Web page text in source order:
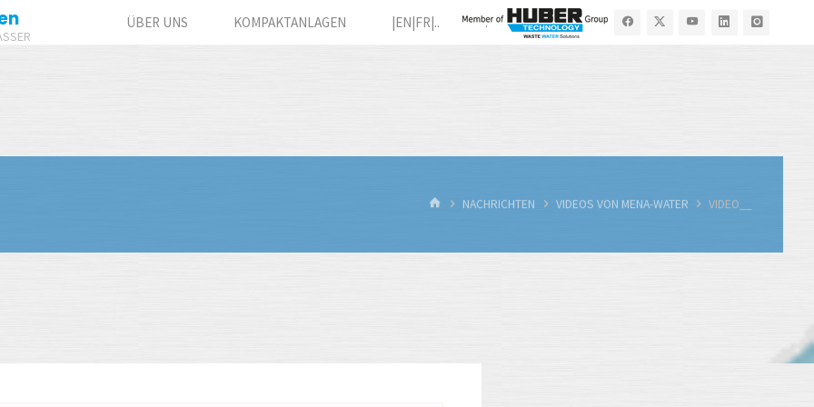
ÜBER UNS KOMPAKTANLAGEN |EN|FR|.. .
STARTNACHRICHTEN VIDEOS VON MENA-WATER VIDEO__